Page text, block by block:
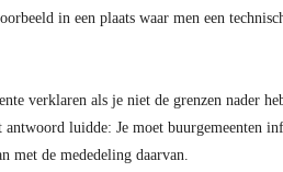
in een plaats waar men een
verklaren als je niet de grenzen nader
luidde: Je moet buurgemeenten
met de mededeling daarvan.